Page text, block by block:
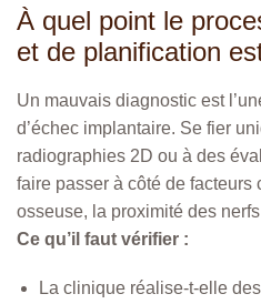
À quel point le
et de planification
Un mauvais diagnostic est
d’échec implantaire. Se fier
radiographies 2D ou à des
faire passer à côté de
osseuse, la proximité des
Ce qu’il faut vérifier :
La clinique réalise-t-elle